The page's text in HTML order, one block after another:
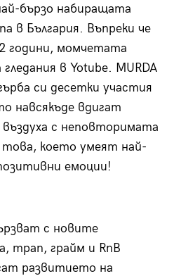
бързо набиращата
в България. Въпреки че
години, момчетата
в Yotube. MURDA
си десетки участия
навсякъде вдигат
с неповторимата
това, което умеят най-
емоции!
с новите
трап, грайм и RnB
развитието на